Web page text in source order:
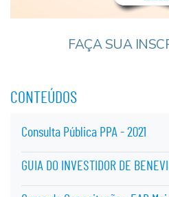
FAÇA SUA
CONTEÚDOS
Consulta Pública PPA - 2021
GUIA DO INVESTIDOR DE